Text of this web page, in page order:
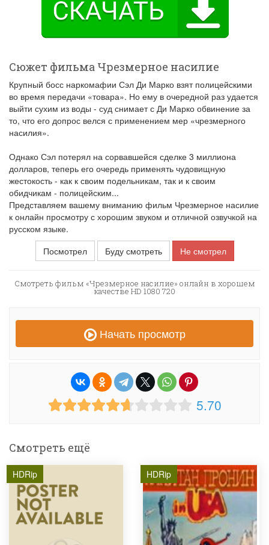
Сюжет фильма Чрезмерное насилие
Крупный босс наркомафии Сэл Ди Марко взят полицейскими
во время передачи «товара». Но ему в очередной раз удается
выйти сухим из воды - суд снимает с Ди Марко обвинение за
то, что его допрос велся с применением мер «чрезмерного
насилия».
Однако Сэл потерял на сорвавшейся сделке 3 миллиона
долларов, теперь его очередь применять чудовищную
жестокость - как к своим подельникам, так и к своим
обидчикам - полицейским...
Представляем вашему вниманию фильм Чрезмерное насилие
к онлайн просмотру с хорошим звуком и отличной озвучкой на
русском языке.
Посмотрел
Буду смотреть Не смотрел
Смотреть фильм «Чрезмерное насилие» онлайн в хорошем
качестве HD 1080 720
Начать просмотр
5.70
Смотреть ещё
HDRip HDRip